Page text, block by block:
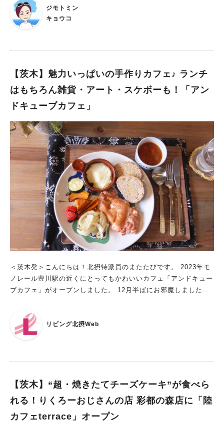
ジモトミン
キョウコ
【茨木】魅力いっぱいの手作りカフェ♪ ランチ
はもちろん雑貨・アート・スケボーも！「アン
ドキューブカフェ」
＜茨木発＞こんにちは！北摂特派員のまたたびです。 2023年モ
ノレール豊川駅の近くにとってもかわいいカフェ「アンドキュー
ブカフェ」がオープンしました。 12月半ばにお邪魔しましたの
らワクワクしちゃいますね♪ 早速ランチを食べに行ってみようと
思います。 出典：リビング北摂Web 出典：リビング北摂Web
メインやデザートを選べる♪ ワンプレートランチ 出典：リビン
スメをお聞きして、注文するお客さんが多いというチキンをセレ
ンは柔らかいのに皮はパリッ！ 焼き野菜やスープは素材の味が
しっかり活かされています。自家製パンもふんわりしていてとっ
リビング北摂Web
【茨木】“超・焼きたてチーズケーキ”が食べら
れる！りくろーおじさんの店 彩都の森店に「陸
カフェterrace」オープン